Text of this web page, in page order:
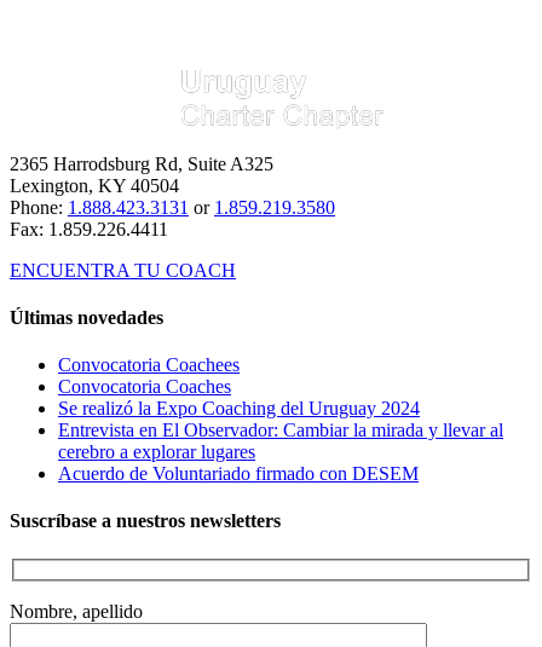
2365 Harrodsburg Rd, Suite A325
Lexington, KY 40504
Phone: 1.888.423.3131 or 1.859.219.3580
Fax: 1.859.226.4411
ENCUENTRA TU COACH
Últimas novedades
Convocatoria Coachees
Convocatoria Coaches
Se realizó la Expo Coaching del Uruguay 2024
Entrevista en El Observador: Cambiar la mirada y llevar al
cerebro a explorar lugares
Acuerdo de Voluntariado firmado con DESEM
Suscríbase a nuestros newsletters
Nombre, apellido